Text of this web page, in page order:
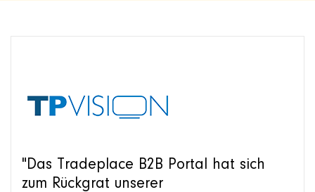
"Das Tradeplace B2B Portal hat sich
zum Rückgrat unserer